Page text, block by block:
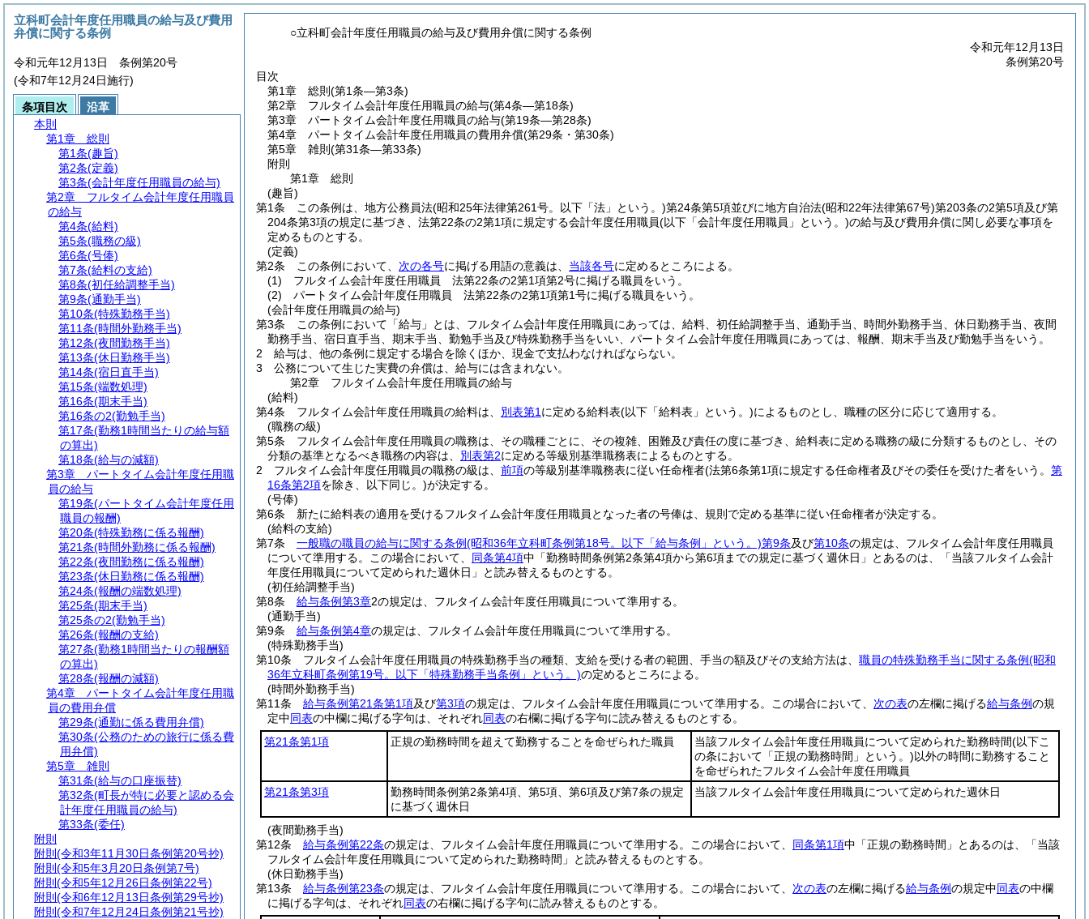
○立科町会計年度任用職員の給与及び費用弁償に関する条例
令和元年12月13日
条例第20号
目次
第1章
総則 (第1条―第3条)
第2章
フルタイム会計年度任用職員の給与(第4条―第18条)
第3章
パートタイム会計年度任用職員の給与(第19条―第28条)
第4章
パートタイム会計年度任用職員の費用弁償(第29条・第30条)
第5章
雑則 (第31条―第33条)
附則
第1章
総則
(趣旨)
第1条
この条例は、地方公務員法(昭和25年法律第261号。以下「法」という。)第24条第5項並びに地方自治法(昭和22年法律第67号)第203条の2第5項及び第
204条第3項の規定に基づき、法第22条の2第1項に規定する会計年度任用職員(以下「会計年度任用職員」という。)の給与及び費用弁償に関し必要な事項を
定めるものとする。
(定義)
第2条
この条例において、 次の各号に掲げる用語の意義は、 当該各号に定めるところによる。
(1)
フルタイム会計年度任用職員 法第22条の2第1項第2号に掲げる職員をいう。
(2)
パートタイム会計年度任用職員 法第22条の2第1項第1号に掲げる職員をいう。
(会計年度任用職員の給与)
第3条
この条例において「給与」とは、フルタイム会計年度任用職員にあっては、給料、初任給調整手当、通勤手当、時間外勤務手当、休日勤務手当、夜間
勤務手当、宿日直手当、期末手当、勤勉手当及び特殊勤務手当をいい、パートタイム会計年度任用職員にあっては、報酬、期末手当及び勤勉手当をいう。
2
給与は、他の条例に規定する場合を除くほか、現金で支払わなければならない。
3
公務について生じた実費の弁償は、給与には含まれない。
第2章
フルタイム会計年度任用職員の給与
(給料)
第4条
フルタイム会計年度任用職員の給料は、 別表第1 に定める給料表(以下「給料表」という。)によるものとし、職種の区分に応じて適用する。
(職務の級)
第5条
フルタイム会計年度任用職員の職務は、その職種ごとに、その複雑、困難及び責任の度に基づき、給料表に定める職務の級に分類するものとし、その
分類の基準となるべき職務の内容は、 別表第2に定める等級別基準職務表によるものとする。
2
フルタイム会計年度任用職員の職務の級は、 前項の等級別基準職務表に従い任命権者(法第6条第1項に規定する任命権者及びその委任を受けた者をいう。 第
16条第2項を除き、以下同じ。)が決定する。
(号俸)
第6条
新たに給料表の適用を受けるフルタイム会計年度任用職員となった者の号俸は、規則で定める基準に従い任命権者が決定する。
(給料の支給)
第7条
一般職の職員の給与に関する条例(昭和36年立科町条例第18号。以下「給与条例」という。)第9条及び第10条の規定は、フルタイム会計年度任用職員
について準用する。
この場合において、 同条第4項中「勤務時間条例第2条第4項から第6項までの規定に基づく週休日」とあるのは、「当該フルタイム会計
年度任用職員について定められた週休日」と読み替えるものとする。
(初任給調整手当)
第8条
給与条例第3章2の規定は、フルタイム会計年度任用職員について準用する。
(通勤手当)
第9条
給与条例第4章の規定は、フルタイム会計年度任用職員について準用する。
(特殊勤務手当)
第10条
フルタイム会計年度任用職員の特殊勤務手当の種類、支給を受ける者の範囲、手当の額及びその支給方法は、 職員の特殊勤務手当に関する条例(昭和
36年立科町条例第19号。以下「特殊勤務手当条例」という。)の定めるところによる。
(時間外勤務手当)
第11条
給与条例第21条第1項及び第3項の規定は、フルタイム会計年度任用職員について準用する。 この場合において、 次の表の左欄に掲げる給与条例の規
定中同表の中欄に掲げる字句は、それぞれ同表の右欄に掲げる字句に読み替えるものとする。
第21条第1項
正規の勤務時間を超えて勤務することを命ぜられた職員 当該フルタイム会計年度任用職員について定められた勤務時間(以下こ
の条において「正規の勤務時間」という。)以外の時間に勤務すること
を命ぜられたフルタイム会計年度任用職員
第21条第3項
勤務時間条例第2条第4項、第5項、第6項及び第7条の規定
に基づく週休日
当該フルタイム会計年度任用職員について定められた週休日
(夜間勤務手当)
第12条
給与条例第22条の規定は、フルタイム会計年度任用職員について準用する。 この場合において、 同条第1項中「正規の勤務時間」とあるのは、「当該
フルタイム会計年度任用職員について定められた勤務時間」と読み替えるものとする。
(休日勤務手当)
第13条
給与条例第23条の規定は、フルタイム会計年度任用職員について準用する。 この場合において、 次の表の左欄に掲げる給与条例の規定中同表の中欄
に掲げる字句は、それぞれ同表の右欄に掲げる字句に読み替えるものとする。
立科町会計年度任用職員の給与及び費用
弁償に関する条例
令和元年12月13日 条例第20号
(令和7年12月24日施行)
条項目次
沿革
本則
第1章
総則
第1条(趣旨)
第2条(定義)
第3条(会計年度任用職員の給与)
第2章
フルタイム会計年度任用職員
の給与
第4条(給料)
第5条(職務の級)
第6条(号俸)
第7条(給料の支給)
第8条(初任給調整手当)
第9条(通勤手当)
第10条(特殊勤務手当)
第11条(時間外勤務手当)
第12条(夜間勤務手当)
第13条(休日勤務手当)
第14条(宿日直手当)
第15条(端数処理)
第16条(期末手当)
第16条の2(勤勉手当)
第17条(勤務1時間当たりの給与額
の算出)
第18条(給与の減額)
第3章
パートタイム会計年度任用職
員の給与
第19条(パートタイム会計年度任用
職員の報酬)
第20条(特殊勤務に係る報酬)
第21条(時間外勤務に係る報酬)
第22条(夜間勤務に係る報酬)
第23条(休日勤務に係る報酬)
第24条(報酬の端数処理)
第25条(期末手当)
第25条の2(勤勉手当)
第26条(報酬の支給)
第27条(勤務1時間当たりの報酬額
の算出)
第28条(報酬の減額)
第4章
パートタイム会計年度任用職
員の費用弁償
第29条(通勤に係る費用弁償)
第30条(公務のための旅行に係る費
用弁償)
第5章
雑則
第31条(給与の口座振替)
第32条(町長が特に必要と認める会
計年度任用職員の給与)
第33条(委任)
附則
附則 (令和3年11月30日条例第20号抄)
附則 (令和5年3月20日条例第7号)
附則 (令和5年12月26日条例第22号)
附則 (令和6年12月13日条例第29号抄)
附則 (令和7年12月24日条例第21号抄)